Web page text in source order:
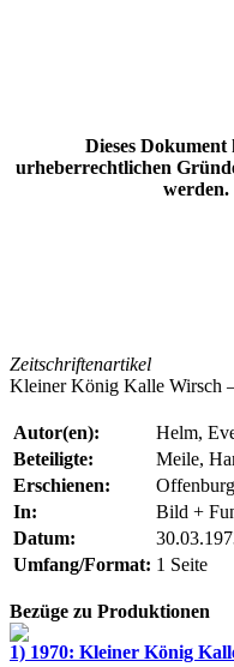
Dieses Dokument
urheberrechtlichen
werden.
Zeitschriftenartikel
Kleiner König Kalle Wirsch
Autor(en):
Helm,
Beteiligte:
Meile,
Erschienen:
In:
Bild +
Datum:
Umfang/Format: 1 Seite
Bezüge zu Produktionen
1) 1970: Kleiner König